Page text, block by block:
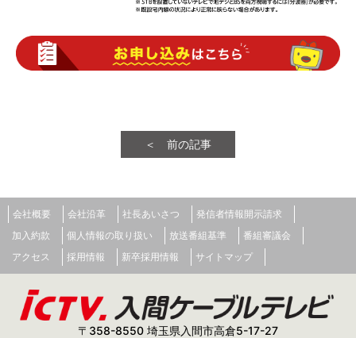
＜ 前の記事
会社概要 会社沿革 社長あいさつ
発信者情報開示請求
加入約款
個人情報の取り扱い 放送番組基準
番組審議会
アクセス
採用情報 新卒採用情報 サイトマップ
〒358-8550 埼玉県入間市高倉5-17-27